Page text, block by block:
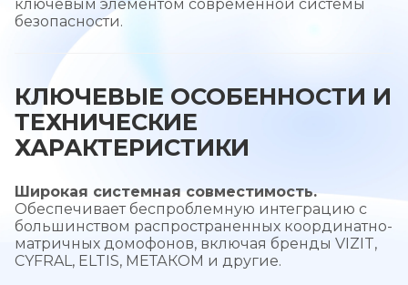
ключевым элементом современной системы
безопасности.
КЛЮЧЕВЫЕ ОСОБЕННОСТИ И
ТЕХНИЧЕСКИЕ
ХАРАКТЕРИСТИКИ
Широкая системная совместимость.
Обеспечивает беспроблемную интеграцию с
большинством распространенных координатно-
матричных домофонов, включая бренды VIZIT,
CYFRAL, ELTIS, МЕТАКОМ и другие.